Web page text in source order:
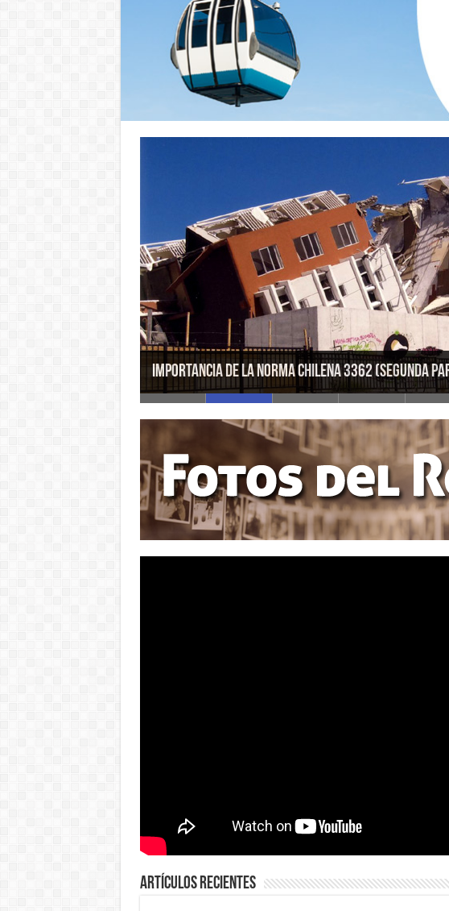
Importancia De La Norma Chilena 3362 (Segunda
Artículos Recientes